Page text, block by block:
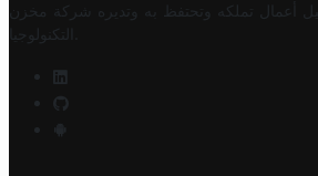
أعمال تملكه وتحتفظ به وتديره
شركة مخزن
التكنولوجيا